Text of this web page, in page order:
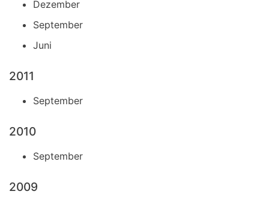
Dezember
September
Juni
2011
September
2010
September
2009